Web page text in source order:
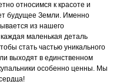
относимся к красоте и
будущее Земли. Именно
из нашего
маленькая деталь
стать частью уникального
выходят в единственном
особенно ценны. Мы